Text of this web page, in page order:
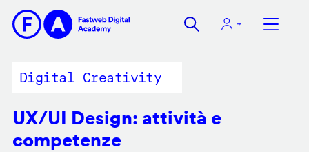
contenuto
Digital Creativity
UX/UI Design: attività e
competenze